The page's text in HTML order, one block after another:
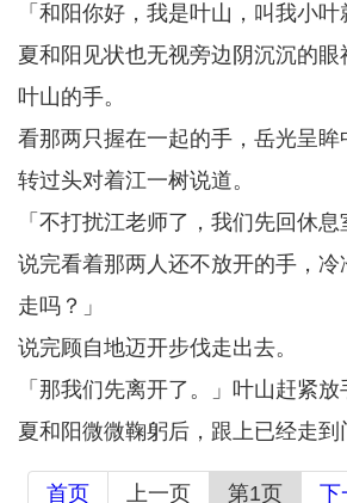
「和阳你好，我是叶山，叫我小叶
夏和阳见状也无视旁边阴沉沉的
叶山的手。
看那两只握在一起的手，岳光呈眸
转过头对着江一树说道。
「不打扰江老师了，我们先回休
说完看着那两人还不放开的手，冷
走吗？」
说完顾自地迈开步伐走出去。
「那我们先离开了。」叶山赶紧
夏和阳微微鞠躬后，跟上已经走到
首页 上一页 第1页 下